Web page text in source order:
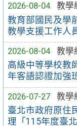
2026-08-04
教學
教育部國民及學
教學支援工作人
2026-08-04
教學
高級中等學校教
年客語認證加強
2026-07-27
教學
臺北市政府原住
理「115年度臺